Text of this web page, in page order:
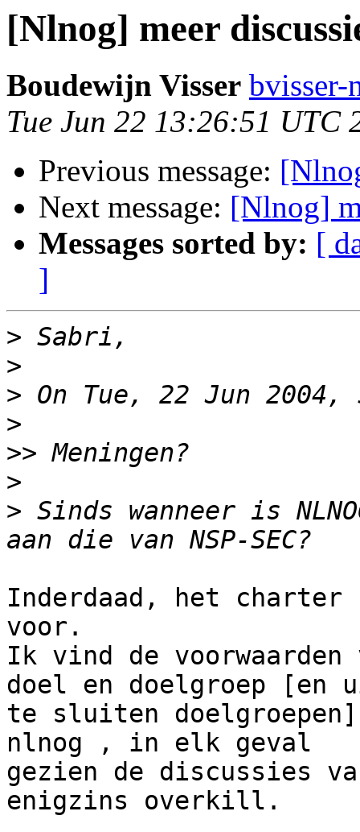
[Nlnog] meer
Boudewijn Visser bvisser-
Tue Jun 22 13:26:51 UTC
Previous message:
Next message: [Nlnog]
Messages sorted by: [
]
>
>
>
>
>>
>
> Sinds wanneer is
Inderdaad, het charter
voor.
Ik vind de voorwaarden
doel en doelgroep [en
te sluiten
nlnog , in elk geval
gezien de discussies
enigzins overkill.